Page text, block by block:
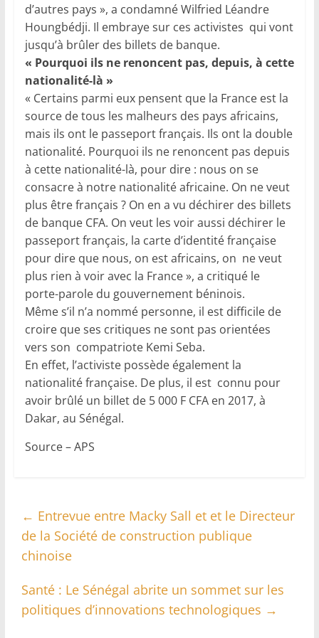
d’autres pays », a condamné Wilfried Léandre
Houngbédji. Il embraye sur ces activistes qui vont
jusqu’à brûler des billets de banque.
« Pourquoi ils ne renoncent pas, depuis, à cette
nationalité-là »
« Certains parmi eux pensent que la France est la
source de tous les malheurs des pays africains,
mais ils ont le passeport français. Ils ont la double
nationalité. Pourquoi ils ne renoncent pas depuis
à cette nationalité-là, pour dire : nous on se
consacre à notre nationalité africaine. On ne veut
plus être français ? On en a vu déchirer des billets
de banque CFA. On veut les voir aussi déchirer le
passeport français, la carte d’identité française
pour dire que nous, on est africains, on ne veut
plus rien à voir avec la France », a critiqué le
porte-parole du gouvernement béninois.
Même s’il n’a nommé personne, il est difficile de
croire que ses critiques ne sont pas orientées
vers son compatriote Kemi Seba.
En effet, l’activiste possède également la
nationalité française. De plus, il est connu pour
avoir brûlé un billet de 5 000 F CFA en 2017, à
Dakar, au Sénégal.
Source – APS
← Entrevue entre Macky Sall et et le Directeur
de la Société de construction publique
chinoise
Santé : Le Sénégal abrite un sommet sur les
politiques d’innovations technologiques →